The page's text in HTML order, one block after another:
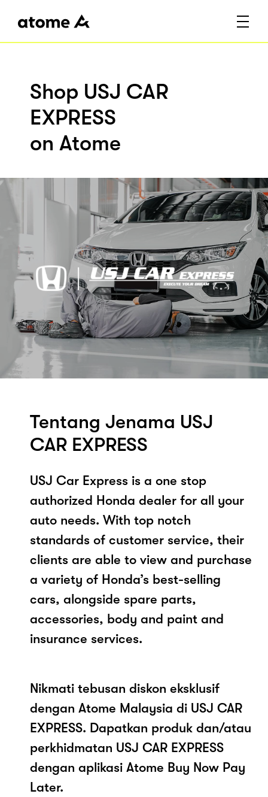
Shop USJ CAR
EXPRESS
on Atome
Tentang Jenama USJ
CAR EXPRESS
USJ Car Express is a one stop
authorized Honda dealer for all your
auto needs. With top notch
standards of customer service, their
clients are able to view and purchase
a variety of Honda’s best-selling
cars, alongside spare parts,
accessories, body and paint and
insurance services.
Nikmati tebusan diskon eksklusif
dengan Atome Malaysia di USJ CAR
EXPRESS. Dapatkan produk dan/atau
perkhidmatan USJ CAR EXPRESS
dengan aplikasi Atome Buy Now Pay
Later.